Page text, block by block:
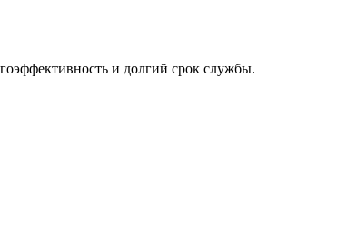
и долгий срок службы.